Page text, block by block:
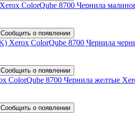
Чернила
Сообщить о появлении
Чернила
Сообщить о появлении
Чернила желтые
Сообщить о появлении